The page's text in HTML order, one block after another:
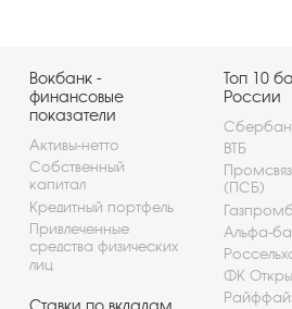
Вокбанк -
финансовые
показатели
Активы-нетто
Собственный
капитал
Кредитный портфель
Привлеченные
средства физических
лиц
Ставки по вкладам
Топ 10
России
ВТБ
(ПСБ)
Альфа-
ФК